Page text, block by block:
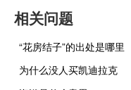
相关问题
“花房结子”的出处是哪里
为什么没人买凯迪拉克